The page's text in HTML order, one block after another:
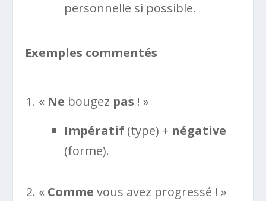
personnelle si possible.
Exemples commentés
« Ne bougez pas ! »
Impératif (type) + négative
(forme).
« Comme vous avez progressé ! »